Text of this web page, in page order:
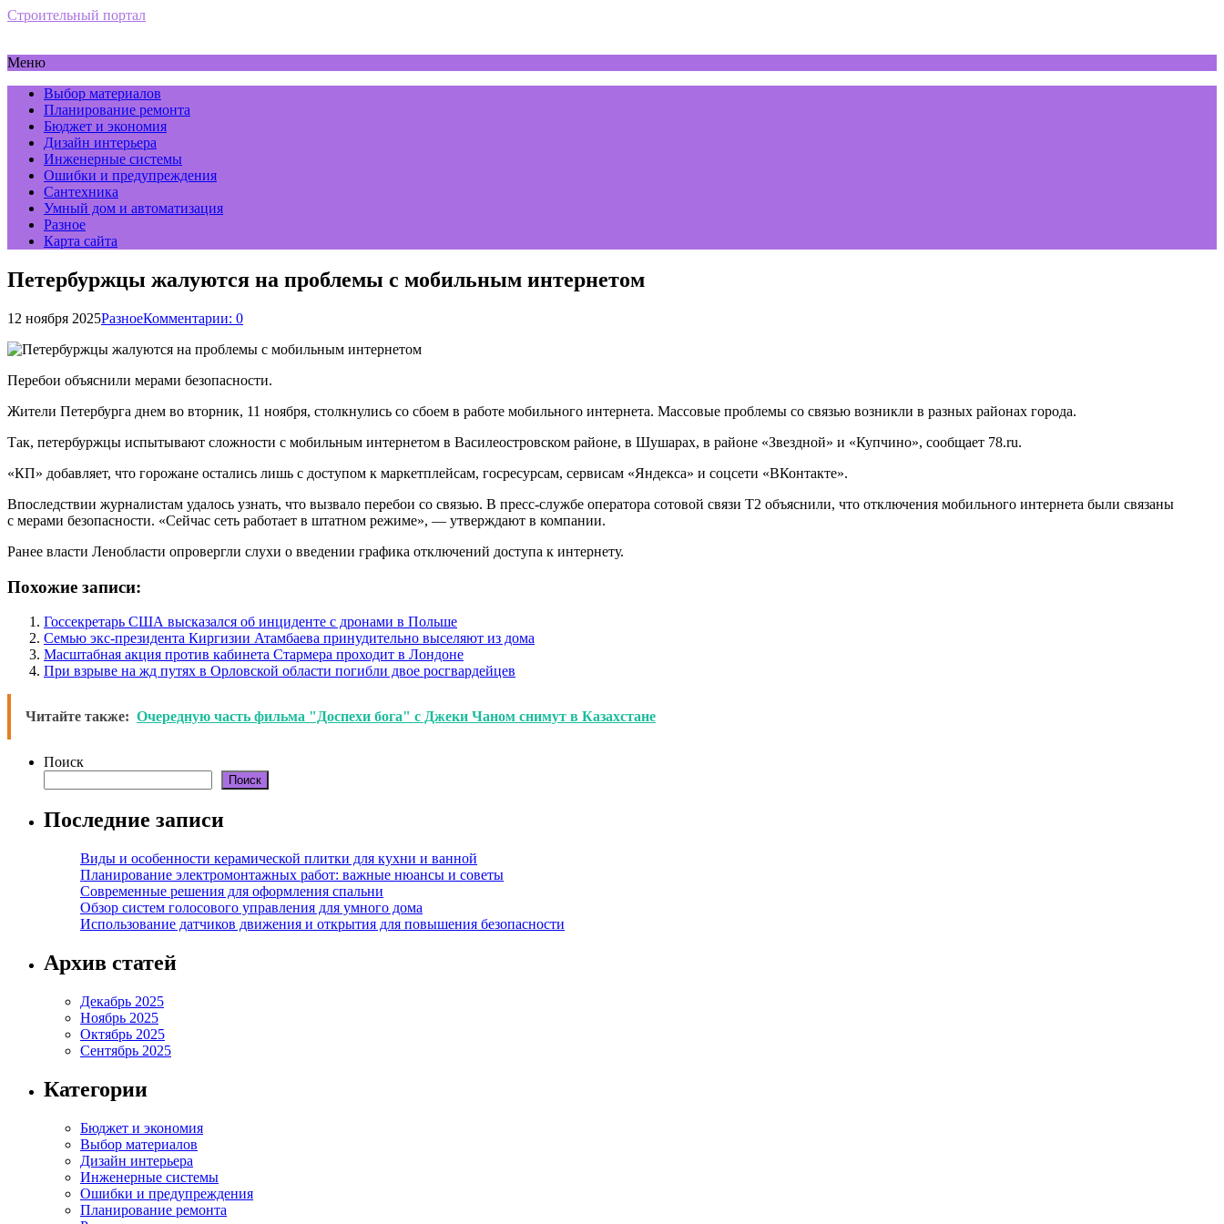
Строительный портал
Меню
Выбор материалов
Планирование ремонта
Бюджет и экономия
Дизайн интерьера
Инженерные системы
Ошибки и предупреждения
Сантехника
Умный дом и автоматизация
Разное
Карта сайта
Петербуржцы жалуются на проблемы с мобильным интернетом
12 ноября 2025РазноеКомментарии: 0
Перебои объяснили мерами безопасности.
Жители Петербурга днем во вторник, 11 ноября, столкнулись со сбоем в работе мобильного интернета. Массовые проблемы со связью возникли в разных районах города.
Так, петербуржцы испытывают сложности с мобильным интернетом в Василеостровском районе, в Шушарах, в районе «Звездной» и «Купчино», сообщает 78.ru.
«КП» добавляет, что горожане остались лишь с доступом к маркетплейсам, госресурсам, сервисам «Яндекса» и соцсети «ВКонтакте».
Впоследствии журналистам удалось узнать, что вызвало перебои со связью. В пресс-службе оператора сотовой связи Т2 объяснили, что отключения мобильного интернета были связаны
с мерами безопасности. «Сейчас сеть работает в штатном режиме», — утверждают в компании.
Ранее власти Ленобласти опровергли слухи о введении графика отключений доступа к интернету.
Похожие записи:
Госсекретарь США высказался об инциденте с дронами в Польше
Семью экс-президента Киргизии Атамбаева принудительно выселяют из дома
Масштабная акция против кабинета Стармера проходит в Лондоне
При взрыве на жд путях в Орловской области погибли двое росгвардейцев
Читайте также: Очередную часть фильма "Доспехи бога" с Джеки Чаном снимут в Казахстане
Поиск
Поиск
Последние записи
Виды и особенности керамической плитки для кухни и ванной
Планирование электромонтажных работ: важные нюансы и советы
Современные решения для оформления спальни
Обзор систем голосового управления для умного дома
Использование датчиков движения и открытия для повышения безопасности
Архив статей
Декабрь 2025
Ноябрь 2025
Октябрь 2025
Сентябрь 2025
Категории
Бюджет и экономия
Выбор материалов
Дизайн интерьера
Инженерные системы
Ошибки и предупреждения
Планирование ремонта